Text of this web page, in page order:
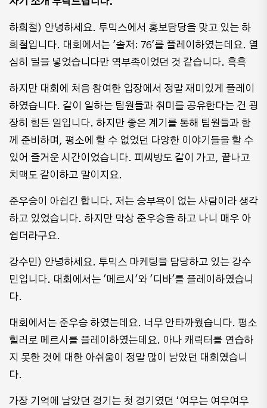
하희철) 안녕하세요. 투믹스에서 홍보담당을 맞고 있는 하
희철입니다. 대회에서는 '솔저: 76'를 플레이하였는데요. 열
심히 딜을 넣었습니다만 역부족이었던 것 같습니다. 흑흑
하지만 대회에 처음 참여한 입장에서 정말 재미있게 플레이
하였습니다. 같이 일하는 팀원들과 취미를 공유한다는 건 굉
장히 힘든 일입니다. 하지만 좋은 계기를 통해 팀원들과 함
께 준비하며, 평소에 할 수 없었던 다양한 이야기들을 할 수
있어 즐거운 시간이었습니다. 피씨방도 같이 가고, 끝나고
치맥도 같이하고 말이지요.
준우승이 아쉽긴 합니다. 저는 승부욕이 없는 사람이라 생각
하고 있었습니다. 하지만 막상 준우승을 하고 나니 매우 아
쉽더라구요.
강수민) 안녕하세요. 투믹스 마케팅을 담당하고 있는 강수
민입니다. 대회에서는 '메르시'와 '디바'를 플레이하였습니
다.
대회에서는 준우승 하였는데요. 너무 안타까웠습니다. 평소
힐러로 메르시를 플레이하였는데요. 아나 캐릭터를 연습하
지 못한 것에 대한 아쉬움이 정말 많이 남았던 대회였습니
다.
가장 기억에 남았던 경기는 첫 경기였던 ‘여우는 여우여우